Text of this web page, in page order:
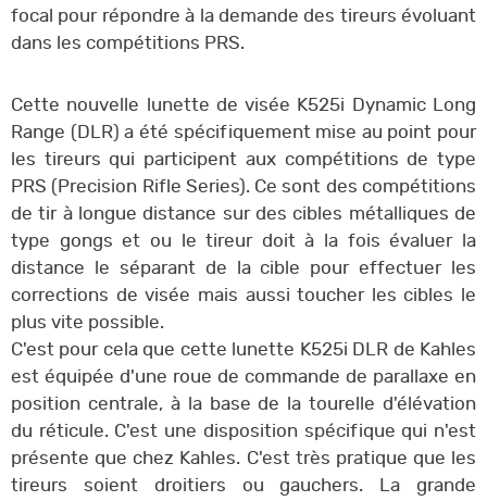
focal pour répondre à la demande des tireurs évoluant
dans les compétitions PRS.
Cette nouvelle lunette de visée K525i Dynamic Long
Range (DLR) a été spécifiquement mise au point pour
les tireurs qui participent aux compétitions de type
PRS (Precision Rifle Series). Ce sont des compétitions
de tir à longue distance sur des cibles métalliques de
type gongs et ou le tireur doit à la fois évaluer la
distance le séparant de la cible pour effectuer les
corrections de visée mais aussi toucher les cibles le
plus vite possible.
C'est pour cela que cette lunette K525i DLR de Kahles
est équipée d'une roue de commande de parallaxe en
position centrale, à la base de la tourelle d'élévation
du réticule. C'est une disposition spécifique qui n'est
présente que chez Kahles. C'est très pratique que les
tireurs soient droitiers ou gauchers. La grande